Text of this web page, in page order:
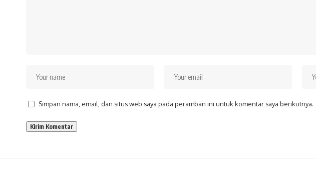
Simpan nama, email, dan situs web saya pada peramban ini untuk komentar saya berikutnya.